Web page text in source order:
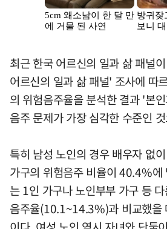
최근 한국 어르신의 일과 삶 패널
어르신의 일과 삶 패널' 조사에 따
의 위험음주율을 분석한 결과 '본
음주 문제가 가장 심각한 수준인
특히 남성 노인의 경우 배우자 없
가구의 위험음주 비율이 40.4%에
는 1인 가구나 노인부부 가구 등
음주율(10.1~14.3%)과 비교했을